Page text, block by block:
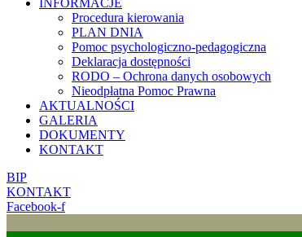
INFORMACJE
Procedura kierowania
PLAN DNIA
Pomoc psychologiczno-pedagogiczna
Deklaracja dostępności
RODO – Ochrona danych osobowych
Nieodpłatna Pomoc Prawna
AKTUALNOŚCI
GALERIA
DOKUMENTY
KONTAKT
BIP
KONTAKT
Facebook-f